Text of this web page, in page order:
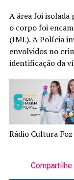
A área foi
o corpo foi
(IML). A Polícia
envolvidos no
identificação da
Rádio Cultura Foz